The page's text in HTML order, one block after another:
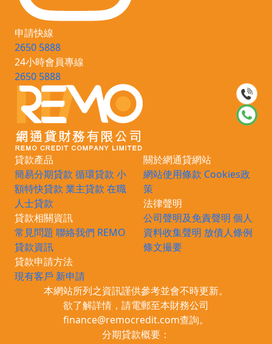
申請快線
2650 5888
24小時會員專線
2650 5888
貸款產品
簡易分期貸款 循環貸款 小
額特快貸款 業主貸款 在職
人士貸款
貸款相關資訊
常見問題 聯絡我們 REMO
貸款資訊
貸款申請方法
現有客戶 新申請
關於網通貸網站
網站使用條款 Cookies政
策
法律聲明
公司聲明及免責聲明 個人
資料收集聲明 放債人條例
條文撮要
本網站所列之資訊謹供參考並會不時更新。
欲了解詳情，請電郵至本財務公司
finance@remocredit.com查詢。
分期貸款概要：